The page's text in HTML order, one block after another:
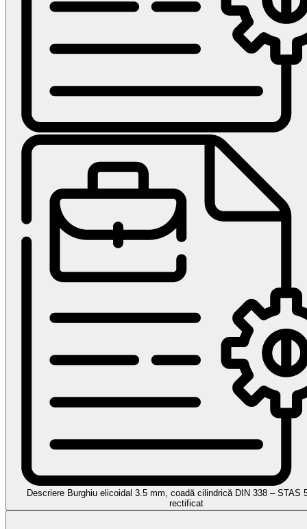
Descriere Burghiu elicoidal 3.5 mm, coadă cilindrică DIN 338 – STAS
rectificat